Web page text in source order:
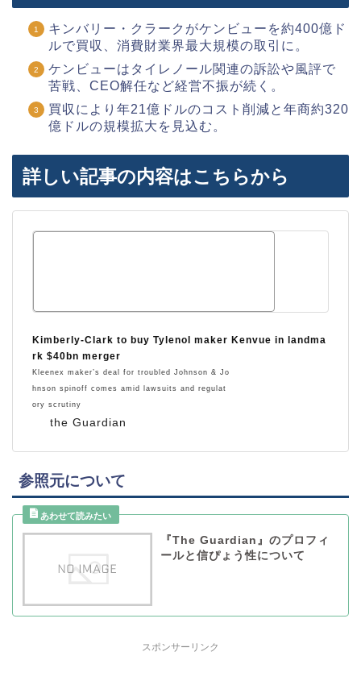
キンバリー・クラークがケンビューを約400億ド
ルで買収、消費財業界最大規模の取引に。
ケンビューはタイレノール関連の訴訟や風評で
苦戦、CEO解任など経営不振が続く。
買収により年21億ドルのコスト削減と年商約320
億ドルの規模拡大を見込む。
詳しい記事の内容はこちらから
the Guardian
Kimberly-Clark to buy Tylenol maker Kenvue in landma
rk $40bn merger
Kleenex maker’s deal for troubled Johnson & Jo
hnson spinoff comes amid lawsuits and regulat
ory scrutiny
参照元について
『The Guardian』のプロフィ
ールと信ぴょう性について
スポンサーリンク